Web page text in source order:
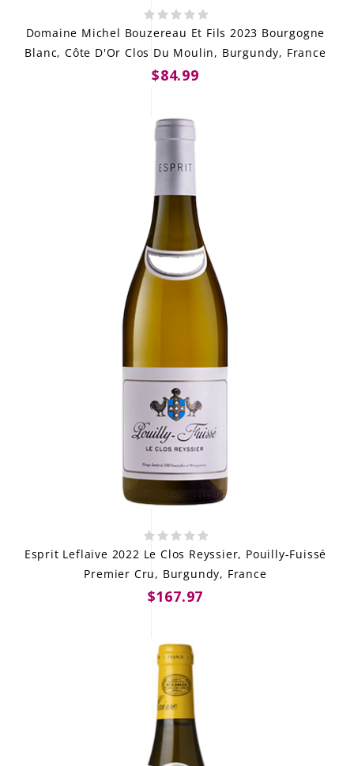
Domaine Michel Bouzereau Et Fils 2023 Bourgogne
Blanc, Côte D'Or Clos Du Moulin, Burgundy, France
$84.99
Esprit Leflaive 2022 Le Clos Reyssier, Pouilly-Fuissé
Premier Cru, Burgundy, France
$167.97